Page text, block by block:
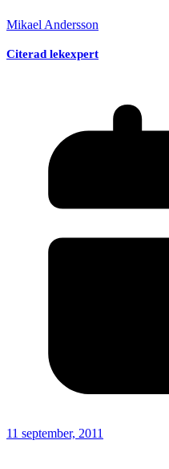
Mikael Andersson
Citerad lekexpert
11 september, 2011